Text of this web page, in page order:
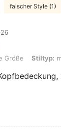
falscher Style (1)
Stiltyp:
Größe Stiltyp: